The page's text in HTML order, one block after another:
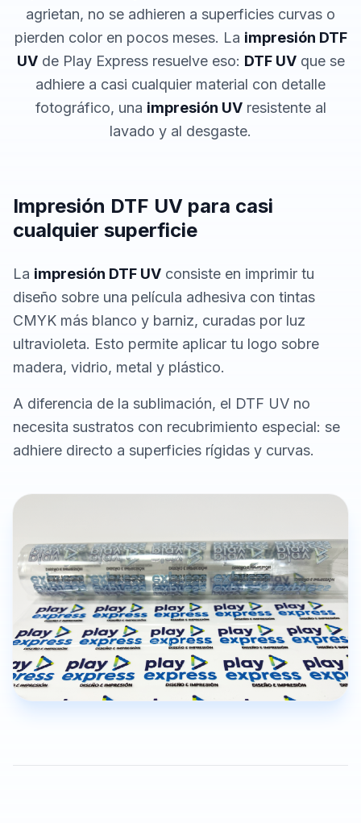
agrietan, no se adhieren a superficies curvas o
pierden color en pocos meses. La impresión DTF
UVde Play Express resuelve eso: DTF UVque se
adhiere a casi cualquier material con detalle
fotográfico, una impresión UVresistente al
lavado y al desgaste.
Impresión DTF UV para casi
cualquier superficie
La impresión DTF UV consiste en imprimir tu
diseño sobre una película adhesiva con tintas
CMYK más blanco y barniz, curadas por luz
ultravioleta. Esto permite aplicar tu logo sobre
madera, vidrio, metal y plástico.
A diferencia de la sublimación, el DTF UV no
necesita sustratos con recubrimiento especial: se
adhiere directo a superficies rígidas y curvas.